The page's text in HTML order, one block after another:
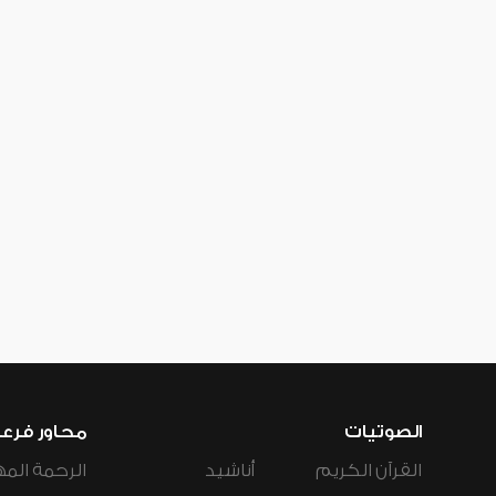
الصوتيات
القرآن الكريم
أناشيد
محاور
الرحمة